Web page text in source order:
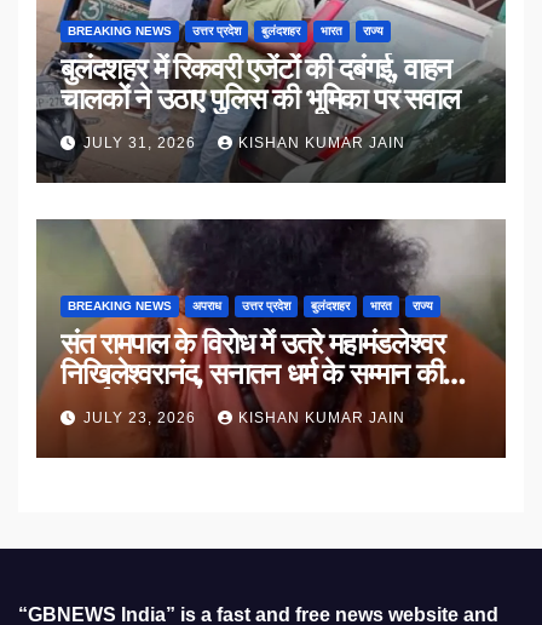
BREAKING NEWS उत्तर प्रदेश बुलंदशहर भारत राज्य
बुलंदशहर में रिकवरी एजेंटों की दबंगई, वाहन
चालकों ने उठाए पुलिस की भूमिका पर सवाल
JULY 31, 2026 KISHAN KUMAR JAIN
BREAKING NEWS अपराध उत्तर प्रदेश बुलंदशहर भारत राज्य
संत रामपाल के विरोध में उतरे महामंडलेश्वर
निखिलेश्वरानंद, सनातन धर्म के सम्मान की
उठाई मांग
JULY 23, 2026 KISHAN KUMAR JAIN
“GBNEWS India” is a fast and free news website and